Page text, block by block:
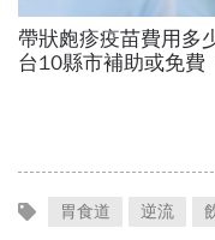
帶狀皰疹疫苗費用多
台10縣市補助或免費
胃食道 逆流